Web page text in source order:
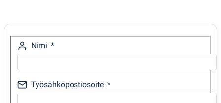
Nimi
Työsähköpostiosoite